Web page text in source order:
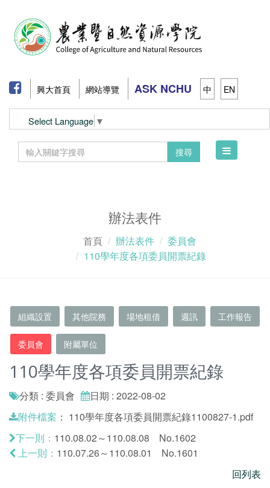
興大首頁 網站導覽 ASK NCHU 中 EN
Select Language ▼
搜尋
Toggle
辦法表件
首頁 辦法表件
委員會
110學年度各項委員開票紀錄
組織設置 其他院務 場地租借 週訊 工作報告
委員會 附屬單位
110學年度各項委員開票紀錄
分類 : 委員會 日期 : 2022-08-02
附件檔案 ： 110學年度各項委員開票紀錄1100827-1.pdf
下一則： 110.08.02～110.08.08 No.1602
上一則： 110.07.26～110.08.01 No.1601
回列表